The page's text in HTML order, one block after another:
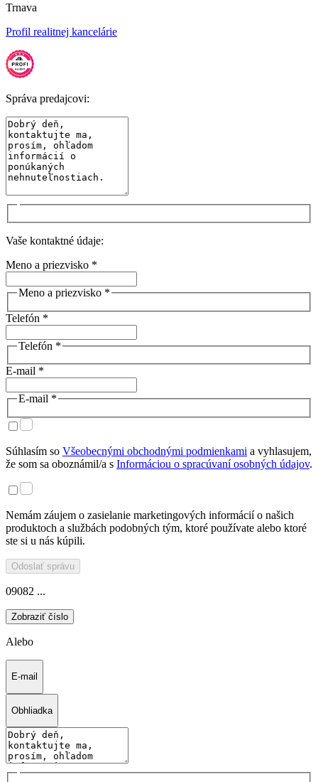
Trnava
Profil realitnej kancelárie
Správa predajcovi:
Vaše kontaktné údaje:
Meno a priezvisko *
Meno a priezvisko *
Telefón *
Telefón *
E-mail *
E-mail *
Súhlasím so Všeobecnými obchodnými podmienkami a vyhlasujem,
že som sa oboznámil/a s Informáciou o spracúvaní osobných údajov.
Nemám záujem o zasielanie marketingových informácií o našich
produktoch a službách podobných tým, ktoré používate alebo ktoré
ste si u nás kúpili.
Odoslať správu
09082 ...
Zobraziť číslo
Alebo
E-mail
Obhliadka